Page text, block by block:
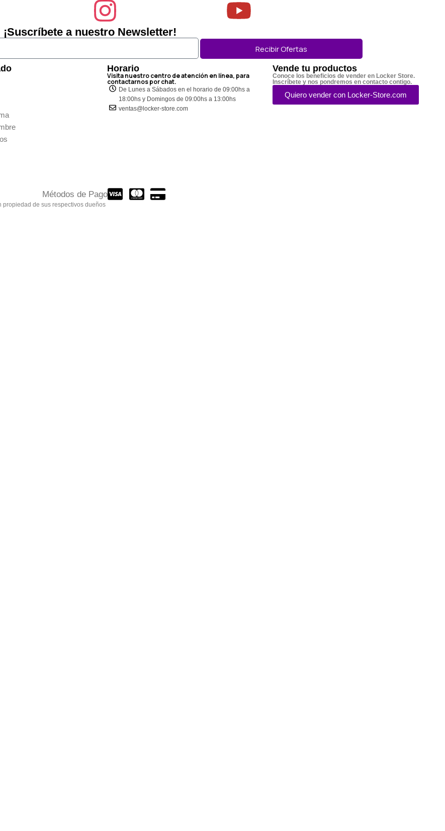
¡Suscríbete a nuestro Newsletter!
Recibir Ofertas
Horario
Visita nuestro centro de atención en línea, para
contactarnos por chat.
De Lunes a Sábados en el horario de 09:00hs a
18:00hs y Domingos de 09:00hs a 13:00hs
ventas@locker-store.com
Vende tu productos
Conoce los beneficios de vender en Locker Store.
Inscríbete y nos pondremos en contacto contigo.
Quiero vender con Locker-Store.com
Métodos de Pago
propiedad de sus respectivos dueños